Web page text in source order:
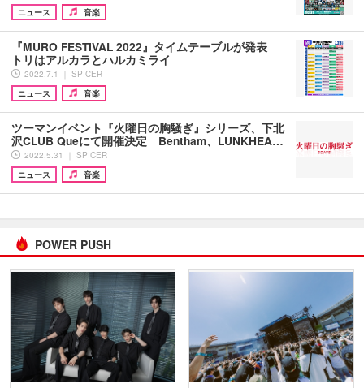
ニュース
音楽
『MURO FESTIVAL 2022』タイムテーブルが発表
トリはアルカラとハルカミライ
2022.7.1 ｜ SPICER
ニュース
音楽
ツーマンイベント『火曜日の胸騒ぎ』シリーズ、下北
沢CLUB Queにて開催決定 Bentham、LUNKHEA…
2022.5.31 ｜ SPICER
ニュース
音楽
POWER PUSH